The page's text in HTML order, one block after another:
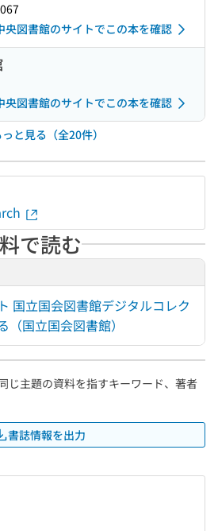
央図書館のサイトでこの本を確認
央図書館のサイトでこの本を確認
と見る（全20件）
で読む
国立国会図書館デジタルコレク
（国立国会図書館）
じ主題の資料を指すキーワード、著者
書誌情報を出力